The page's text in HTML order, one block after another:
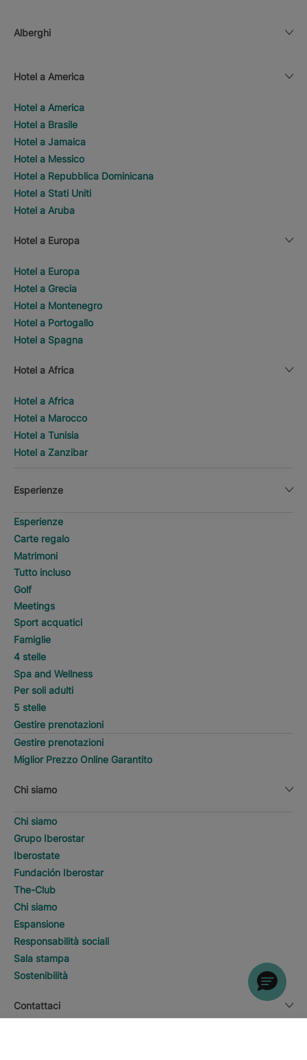
Alberghi
Hotel a America
Hotel a America
Hotel a Brasile
Hotel a Jamaica
Hotel a Messico
Hotel a Repubblica Dominicana
Hotel a Stati Uniti
Hotel a Aruba
Hotel a Europa
Hotel a Europa
Hotel a Grecia
Hotel a Montenegro
Hotel a Portogallo
Hotel a Spagna
Hotel a Africa
Hotel a Africa
Hotel a Marocco
Hotel a Tunisia
Hotel a Zanzibar
Esperienze
Esperienze
Carte regalo
Matrimoni
Tutto incluso
Golf
Meetings
Sport acquatici
Famiglie
4 stelle
Spa and Wellness
Per soli adulti
5 stelle
Gestire prenotazioni
Gestire prenotazioni
Miglior Prezzo Online Garantito
Chi siamo
Chi siamo
Grupo Iberostar
Iberostate
Fundación Iberostar
The-Club
Chi siamo
Espansione
Responsabilità sociali
Sala stampa
Sostenibilità
Contattaci